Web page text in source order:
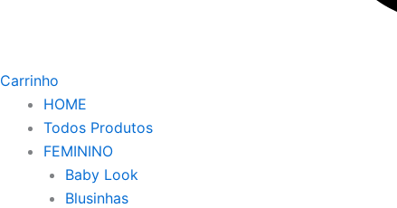
Carrinho
HOME
Todos Produtos
FEMININO
Baby Look
Blusinhas